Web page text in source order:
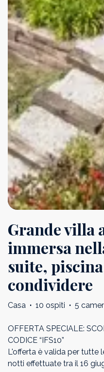
Grande villa
immersa
suite,
condividere
Casa · 10 ospiti · 5
OFFERTA SPECIALE:
CODICE “IFS10”
L'offerta è valida per tutte
notti effettuate tra il 16